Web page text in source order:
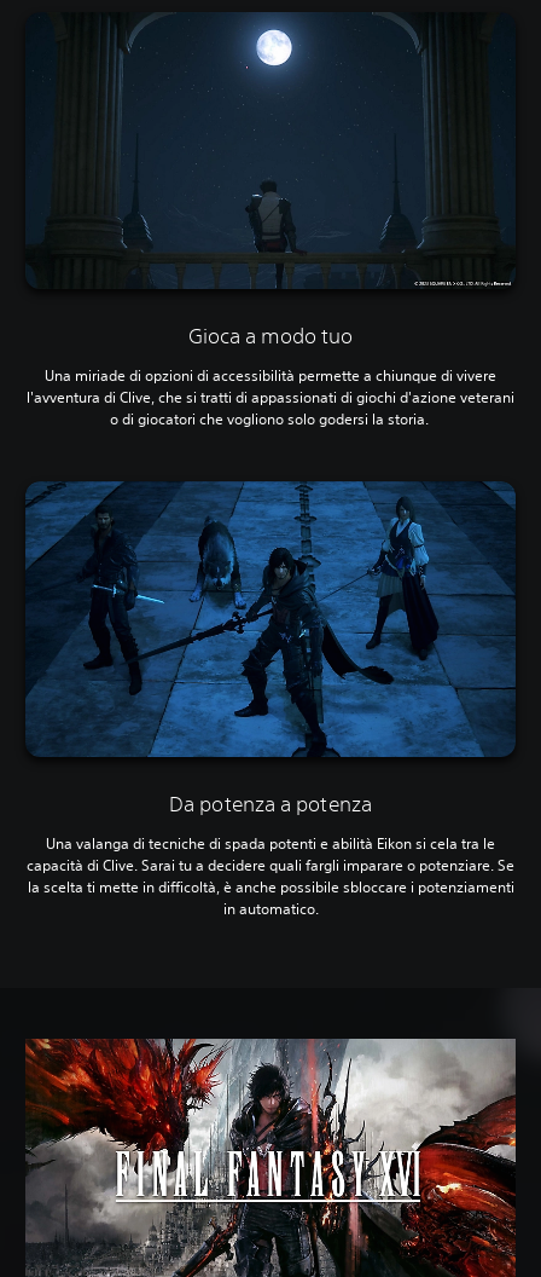
Gioca a modo tuo
Una miriade di opzioni di accessibilità permette a chiunque di vivere
l'avventura di Clive, che si tratti di appassionati di giochi d'azione veterani
o di giocatori che vogliono solo godersi la storia.
Da potenza a potenza
Una valanga di tecniche di spada potenti e abilità Eikon si cela tra le
capacità di Clive. Sarai tu a decidere quali fargli imparare o potenziare. Se
la scelta ti mette in difficoltà, è anche possibile sbloccare i potenziamenti
in automatico.